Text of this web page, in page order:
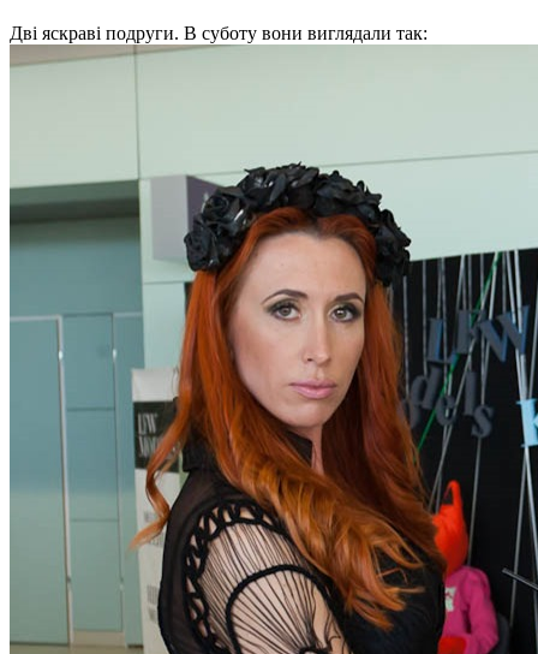
Дві яскраві подруги. В суботу вони виглядали так: